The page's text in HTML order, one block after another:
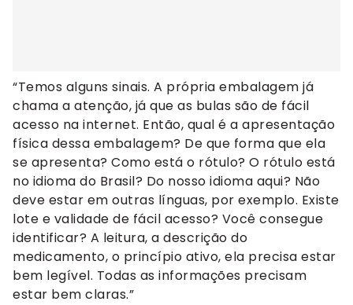
“Temos alguns sinais. A própria embalagem já
chama a atenção, já que as bulas são de fácil
acesso na internet. Então, qual é a apresentação
física dessa embalagem? De que forma que ela
se apresenta? Como está o rótulo? O rótulo está
no idioma do Brasil? Do nosso idioma aqui? Não
deve estar em outras línguas, por exemplo. Existe
lote e validade de fácil acesso? Você consegue
identificar? A leitura, a descrição do
medicamento, o princípio ativo, ela precisa estar
bem legível. Todas as informações precisam
estar bem claras.”